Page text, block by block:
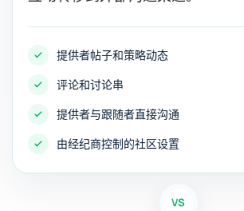
提供者帖子和策略动态
评论和讨论串
提供者与跟随者直接沟通
由经纪商控制的社区设置
VS